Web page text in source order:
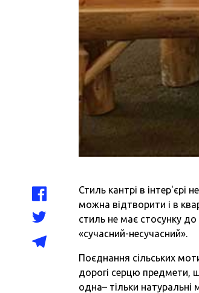
Стиль кантрі в інтер'єрі
можна відтворити і в
стиль не має стосунку
«сучасний-несучасний».
Поєднання сільських
дорогі серцю предмети,
одна– тільки натуральні